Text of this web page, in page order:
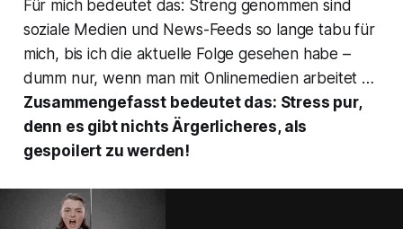
Für mich bedeutet das: Streng genommen sind
soziale Medien und News-Feeds so lange tabu für
mich, bis ich die aktuelle Folge gesehen habe –
dumm nur, wenn man mit Onlinemedien arbeitet …
Zusammengefasst bedeutet das: Stress pur,
denn es gibt nichts Ärgerlicheres, als
gespoilert zu werden!